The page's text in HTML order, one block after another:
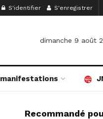
S'identifier S'enregistrer
dimanche 9 août
Recommandé